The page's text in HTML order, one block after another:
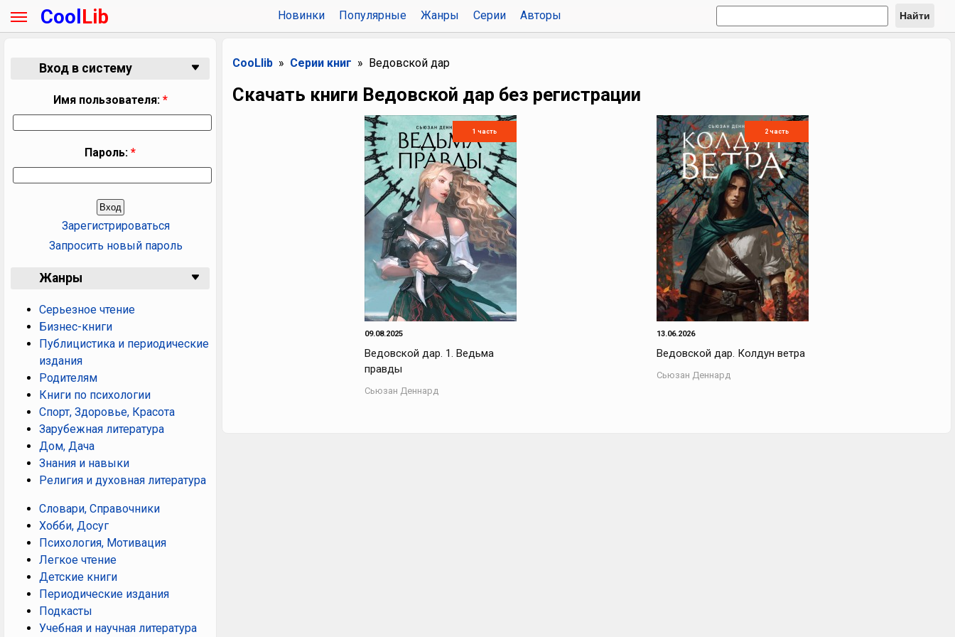
Cool Lib Найти
Новинки Популярные Жанры Серии Авторы
Вход в систему
Имя пользователя: *
Пароль: *
Зарегистрироваться
Запросить новый пароль
Жанры
Серьезное чтение
Бизнес-книги
Публицистика и периодические
издания
Родителям
Книги по психологии
Спорт, Здоровье, Красота
Зарубежная литература
Дом, Дача
Знания и навыки
Религия и духовная литература
Словари, Справочники
Хобби, Досуг
Психология, Мотивация
Легкое чтение
Детские книги
Периодические издания
Подкасты
Учебная и научная литература
CooLlib Серии книг Ведовской дар
Скачать книги Ведовской дар без регистрации
1 часть
09.08.2025
Ведовской дар. 1. Ведьма
правды
Сьюзан Деннард
2 часть
13.06.2026
Ведовской дар. Колдун ветра
Сьюзан Деннард